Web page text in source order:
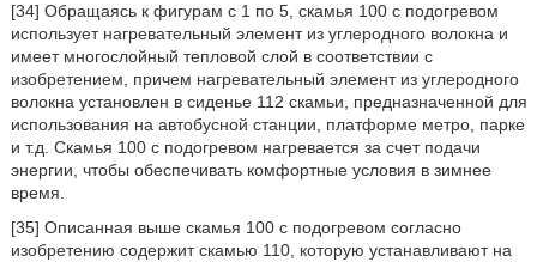
[34] Обращаясь к фигурам с 1 по 5, скамья 100 с подогревом
использует нагревательный элемент из углеродного волокна и
имеет многослойный тепловой слой в соответствии с
изобретением, причем нагревательный элемент из углеродного
волокна установлен в сиденье 112 скамьи, предназначенной для
использования на автобусной станции, платформе метро, парке
и т.д. Скамья 100 с подогревом нагревается за счет подачи
энергии, чтобы обеспечивать комфортные условия в зимнее
время.
[35] Описанная выше скамья 100 с подогревом согласно
изобретению содержит скамью 110, которую устанавливают на